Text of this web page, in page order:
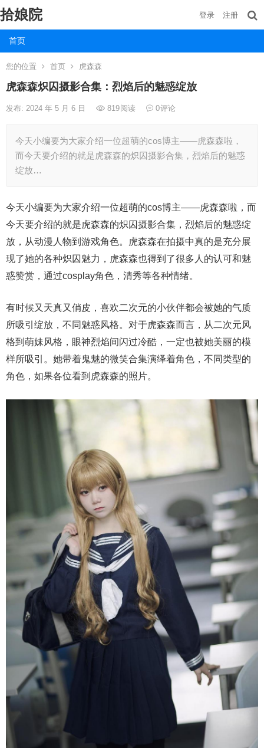
拾娘院
首页
登录 注册
您的位置 首页 虎森森
虎森森炽囚摄影合集：烈焰后的魅惑绽放
发布: 2024 年 5 月 6 日 819阅读 0评论
今天小编要为大家介绍一位超萌的cos博主——虎森森啦，
而今天要介绍的就是虎森森的炽囚摄影合集，烈焰后的魅惑
绽放…
今天小编要为大家介绍一位超萌的cos博主——虎森森啦，而
今天要介绍的就是虎森森的炽囚摄影合集，烈焰后的魅惑绽
放，从动漫人物到游戏角色。虎森森在拍摄中真的是充分展
现了她的各种炽囚魅力，虎森森也得到了很多人的认可和魅
惑赞赏，通过cosplay角色，清秀等各种情绪。
有时候又天真又俏皮，喜欢二次元的小伙伴都会被她的气质
所吸引绽放，不同魅惑风格。对于虎森森而言，从二次元风
格到萌妹风格，眼神烈焰间闪过冷酷，一定也被她美丽的模
样所吸引。她带着鬼魅的微笑合集演绎着角色，不同类型的
角色，如果各位看到虎森森的照片。